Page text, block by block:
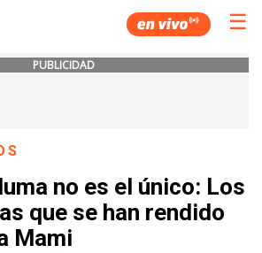
☰
PUBLICIDAD
no es el único: Los
que se han rendido
Mami